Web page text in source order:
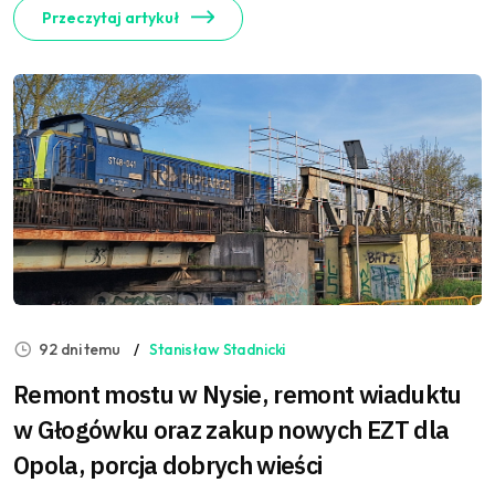
Przeczytaj artykuł
92 dni temu Stanisław Stadnicki
Remont mostu w Nysie, remont wiaduktu
w Głogówku oraz zakup nowych EZT dla
Opola, porcja dobrych wieści